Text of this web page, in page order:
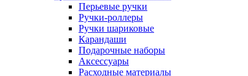
Перьевые ручки
Ручки-роллеры
Ручки шариковые
Карандаши
Подарочные наборы
Аксессуары
Расходные материалы